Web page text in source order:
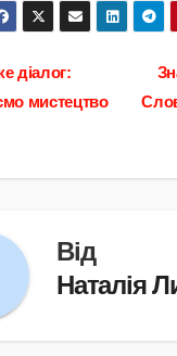
діалог:
мистецтво
Від
Наталія